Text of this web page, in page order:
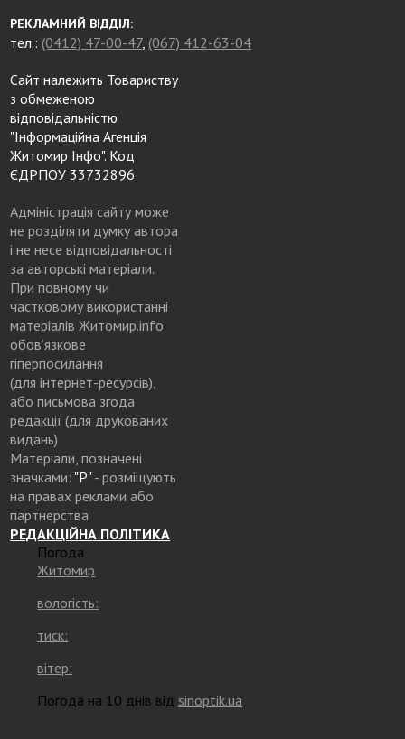
РЕКЛАМНИЙ ВІДДІЛ:
тел.: (0412) 47-00-47, (067) 412-63-04
Сайт належить Товариству
з обмеженою
відповідальністю
"Інформаційна Агенція
Житомир Інфо". Код
ЄДРПОУ 33732896
Адміністрація сайту може
не розділяти думку автора
і не несе відповідальності
за авторські матеріали.
При повному чи
частковому використанні
матеріалів Житомир.info
обов’язкове
гіперпосилання
(для інтернет-ресурсів),
або письмова згода
редакції (для друкованих
видань)
Матеріали, позначені
значками: "Р"- розміщують
на правах реклами або
партнерства
РЕДАКЦІЙНА ПОЛІТИКА
Погода
Житомир
вологість:
тиск:
вітер:
Погода на 10 днів від sinoptik.ua